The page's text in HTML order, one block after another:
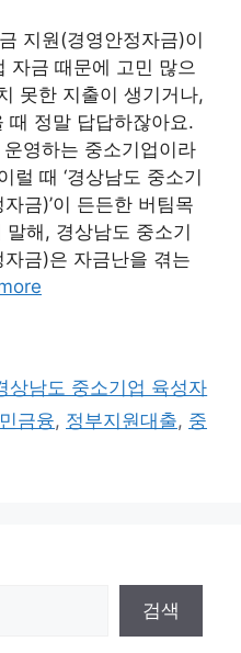
지원(경영안정자금)이
자금 때문에 고민 많으
못한 지출이 생기거나,
때 정말 답답하잖아요.
영하는 중소기업이라
럴 때 ‘경상남도 중소기
금)’이 든든한 버팀목
해, 경상남도 중소기
금)은 자금난을 겪는
상남도 중소기업 육성자
금융, 정부지원대출, 중
검색